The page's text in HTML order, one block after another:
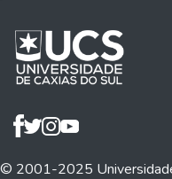
© 2001-2025